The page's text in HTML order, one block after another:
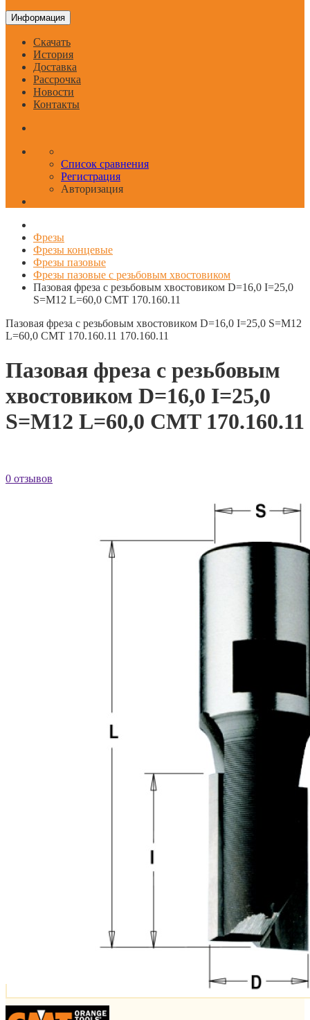
Информация
Скачать
История
Доставка
Рассрочка
Новости
Контакты
Список сравнения
Регистрация
Авторизация
Фрезы
Фрезы концевые
Фрезы пазовые
Фрезы пазовые с резьбовым хвостовиком
Пазовая фреза с резьбовым хвостовиком D=16,0 I=25,0
S=M12 L=60,0 CMT 170.160.11
Пазовая фреза с резьбовым хвостовиком D=16,0 I=25,0 S=M12
L=60,0 CMT 170.160.11 170.160.11
Пазовая фреза с резьбовым
хвостовиком D=16,0 I=25,0
S=M12 L=60,0 CMT 170.160.11
0 отзывов